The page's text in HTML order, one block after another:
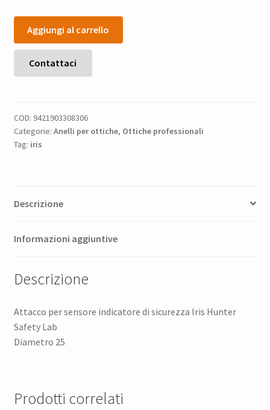
58,00 €.46,40 €.
Attacco
sensore
indicatore
di
Hunter
Safety
Lab
Aggiungi al carrello
Contattaci
COD: 9421903308306
Categorie: Anelli per ottiche, Ottiche professionali
Tag: iris
Descrizione
Informazioni aggiuntive
Descrizione
Attacco per sensore indicatore di sicurezza Iris Hunter
Safety Lab
Diametro 25
Prodotti correlati